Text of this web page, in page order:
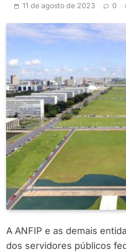
11 de agosto de 2023 0
A ANFIP e as demais
dos servidores públicos